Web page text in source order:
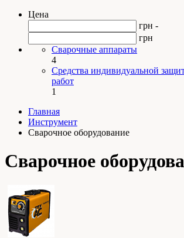
Цена
грн -
грн
Сварочные аппараты
4
Средства индивидуальной
работ
1
Главная
Инструмент
Сварочное оборудование
Сварочное